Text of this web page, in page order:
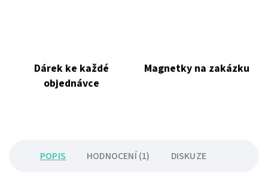
Dárek ke každé
objednávce
Magnetky na zakázku
POPIS HODNOCENÍ (1) DISKUZE